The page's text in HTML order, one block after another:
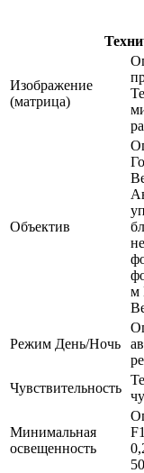
Изображение
(матрица)
Объектив
м
Режим День/Ночь
Чувствительность
Минимальная
освещенность